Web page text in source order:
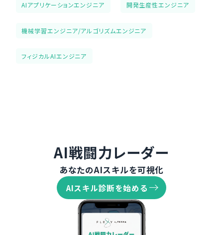
AIアプリケーションエンジニア 開発生産性エンジニア
機械学習エンジニア/アルゴリズムエンジニア
フィジカルAIエンジニア
AI戦闘力レーダー
あなたのAIスキルを可視化
AIスキル診断を始める